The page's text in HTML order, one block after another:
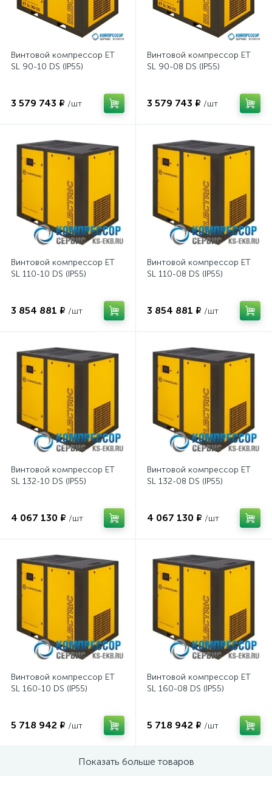
Винтовой компрессор ET
SL 90-10 DS (IP55)
3 579 743 ₽ /шт
Винтовой компрессор ET
SL 90-08 DS (IP55)
3 579 743 ₽ /шт
Винтовой компрессор ET
SL 110-10 DS (IP55)
3 854 881 ₽ /шт
Винтовой компрессор ET
SL 110-08 DS (IP55)
3 854 881 ₽ /шт
Винтовой компрессор ET
SL 132-10 DS (IP55)
4 067 130 ₽ /шт
Винтовой компрессор ET
SL 132-08 DS (IP55)
4 067 130 ₽ /шт
Винтовой компрессор ET
SL 160-10 DS (IP55)
5 718 942 ₽ /шт
Винтовой компрессор ET
SL 160-08 DS (IP55)
5 718 942 ₽ /шт
Показать больше товаров